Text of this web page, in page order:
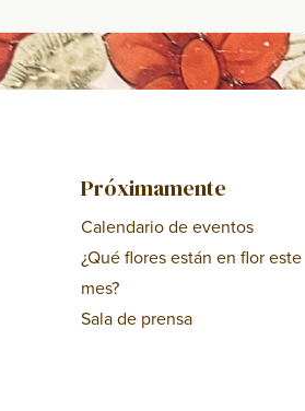
Próximamente
Calendario de eventos
¿Qué flores están en flor este
mes?
Sala de prensa